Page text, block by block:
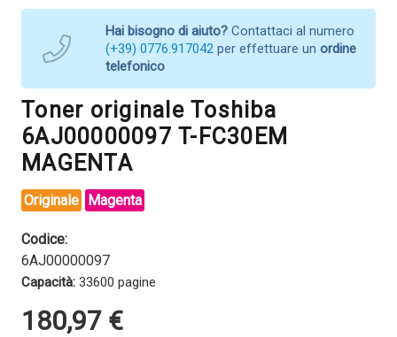
Hai bisogno di aiuto? Contattaci al numero
(+39) 0776.917042 per effettuare un ordine
telefonico
Toner originale Toshiba
6AJ00000097 T-FC30EM
MAGENTA
Originale Magenta
Codice:
6AJ00000097
Capacità: 33600 pagine
180,97 €